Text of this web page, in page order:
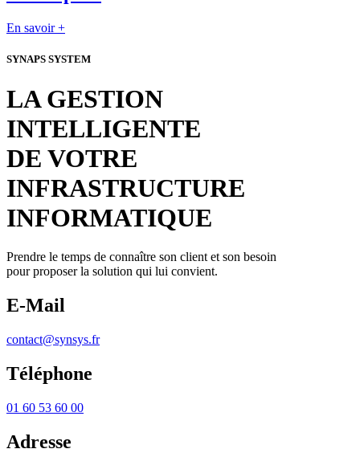
En savoir +
SYNAPS SYSTEM
LA GESTION
INTELLIGENTE
DE VOTRE
INFRASTRUCTURE
INFORMATIQUE
Prendre le temps de connaître son client et son besoin
pour proposer la solution qui lui convient.
E-Mail
contact@synsys.fr
Téléphone
01 60 53 60 00
Adresse